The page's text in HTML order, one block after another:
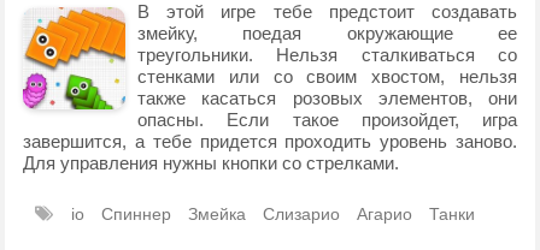
В этой игре тебе предстоит создавать
змейку, поедая окружающие ее
треугольники. Нельзя сталкиваться со
стенками или со своим хвостом, нельзя
также касаться розовых элементов, они
опасны. Если такое произойдет, игра
завершится, а тебе придется проходить уровень заново.
Для управления нужны кнопки со стрелками.
io Спиннер Змейка Слизарио Агарио Танки